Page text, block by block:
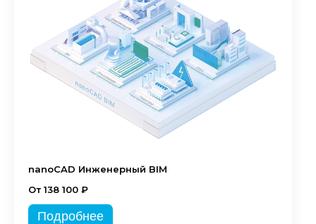
nanoCAD Инженерный BIM
От 138 100 ₽
Подробнее